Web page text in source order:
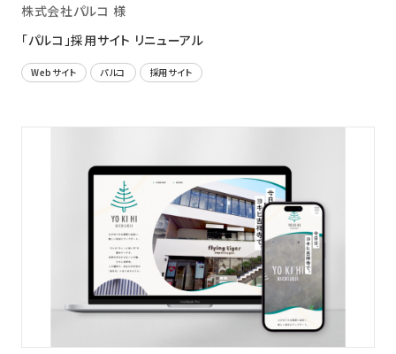
株式会社パルコ 様
「パルコ」採用サイト リニューアル
Webサイト パルコ 採用サイト